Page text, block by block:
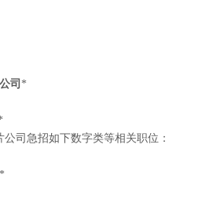
司 *
司急招如下数字类等相关职位：